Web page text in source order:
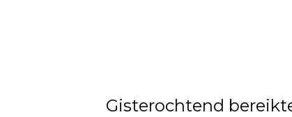
Gisterochtend